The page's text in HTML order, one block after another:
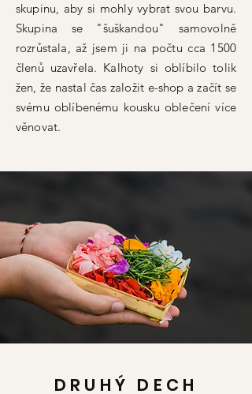
skupinu, aby si mohly vybrat svou barvu.
Skupina se "šuškandou" samovolně
rozrůstala, až jsem ji na počtu cca 1500
členů uzavřela. Kalhoty si oblíbilo tolik
žen, že nastal čas založit e-shop a začít se
svému oblíbenému kousku oblečení více
věnovat.
DRUHÝ DECH